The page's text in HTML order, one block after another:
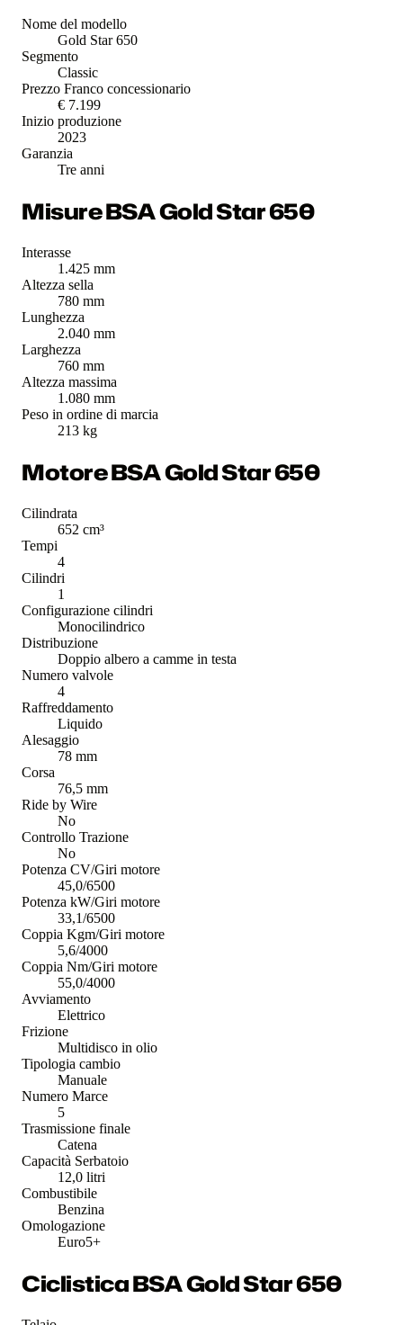
Nome del modello
Gold Star 650
Segmento
Classic
Prezzo Franco concessionario
€ 7.199
Inizio produzione
2023
Garanzia
Tre anni
Misure BSA Gold Star 650
Interasse
1.425 mm
Altezza sella
780 mm
Lunghezza
2.040 mm
Larghezza
760 mm
Altezza massima
1.080 mm
Peso in ordine di marcia
213 kg
Motore BSA Gold Star 650
Cilindrata
652 cm³
Tempi
4
Cilindri
1
Configurazione cilindri
Monocilindrico
Distribuzione
Doppio albero a camme in testa
Numero valvole
4
Raffreddamento
Liquido
Alesaggio
78 mm
Corsa
76,5 mm
Ride by Wire
No
Controllo Trazione
No
Potenza CV/Giri motore
45,0/6500
Potenza kW/Giri motore
33,1/6500
Coppia Kgm/Giri motore
5,6/4000
Coppia Nm/Giri motore
55,0/4000
Avviamento
Elettrico
Frizione
Multidisco in olio
Tipologia cambio
Manuale
Numero Marce
5
Trasmissione finale
Catena
Capacità Serbatoio
12,0 litri
Combustibile
Benzina
Omologazione
Euro5+
Ciclistica BSA Gold Star 650